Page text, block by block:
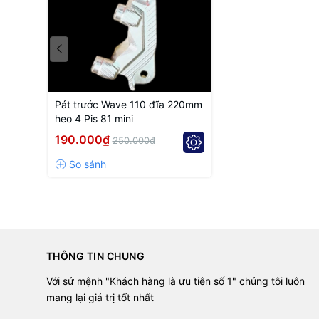
In addition to our ready-made products,
✔ Custom one-off CNC parts manufacturing.
✔ Small-batch and mass production available.
✔ Machining based on technical drawings or physical
✔ High precision and premium-quality finishing.
✔ Competitive market pricing.
✔ Guaranteed product quality and on-time delivery.
Contact us for professional consultation and a
Pát trước Wave 110 đĩa 220mm
heo 4 Pis 81 mini
190.000₫ 250.000₫
THÔNG TIN CHUNG
Với sứ mệnh "Khách hàng là ưu tiên số 1" chúng tôi luôn
mang lại giá trị tốt nhất